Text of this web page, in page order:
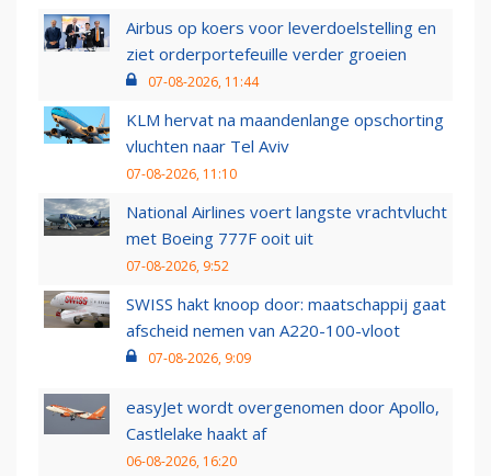
Airbus op koers voor leverdoelstelling en
ziet orderportefeuille verder groeien
07-08-2026, 11:44
KLM hervat na maandenlange opschorting
vluchten naar Tel Aviv
07-08-2026, 11:10
National Airlines voert langste vrachtvlucht
met Boeing 777F ooit uit
07-08-2026, 9:52
SWISS hakt knoop door: maatschappij gaat
afscheid nemen van A220-100-vloot
07-08-2026, 9:09
easyJet wordt overgenomen door Apollo,
Castlelake haakt af
06-08-2026, 16:20